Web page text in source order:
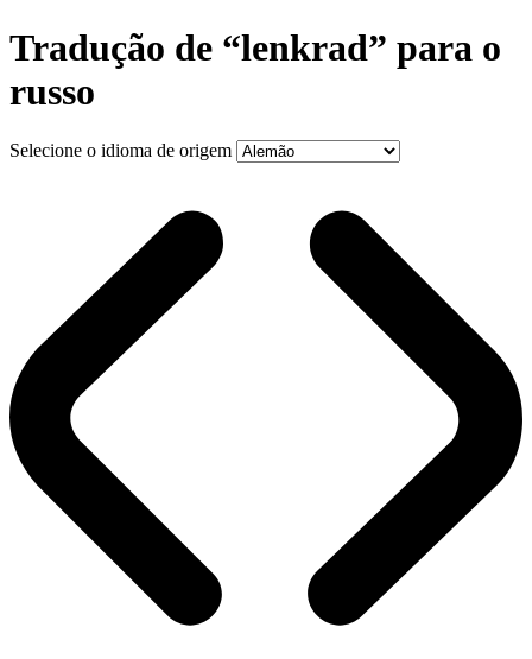
Tradução de “lenkrad” para o
russo
Selecione o idioma de origem